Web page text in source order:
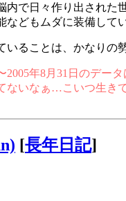
内で日々作り出された
などもムダに装備して
いることは、かなりの
2005年8月31日のデー
ないなぁ…こいつ生き
[長年日記]